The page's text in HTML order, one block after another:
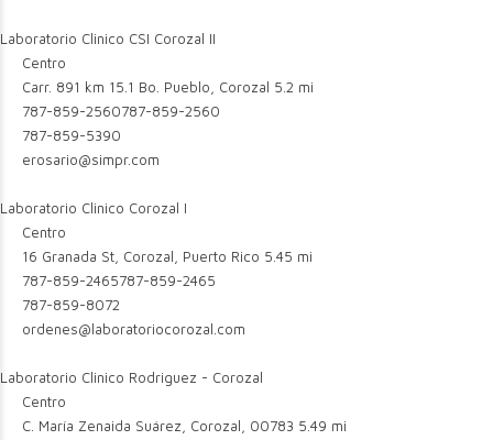
Laboratorio Clinico CSI Corozal II
Centro
Carr. 891 km 15.1 Bo. Pueblo, Corozal 5.2 mi
787-859-2560787-859-2560
787-859-5390
erosario@simpr.com
Laboratorio Clinico Corozal I
Centro
16 Granada St, Corozal, Puerto Rico 5.45 mi
787-859-2465787-859-2465
787-859-8072
ordenes@laboratoriocorozal.com
Laboratorio Clinico Rodriguez - Corozal
Centro
C. María Zenaida Suárez, Corozal, 00783 5.49 mi